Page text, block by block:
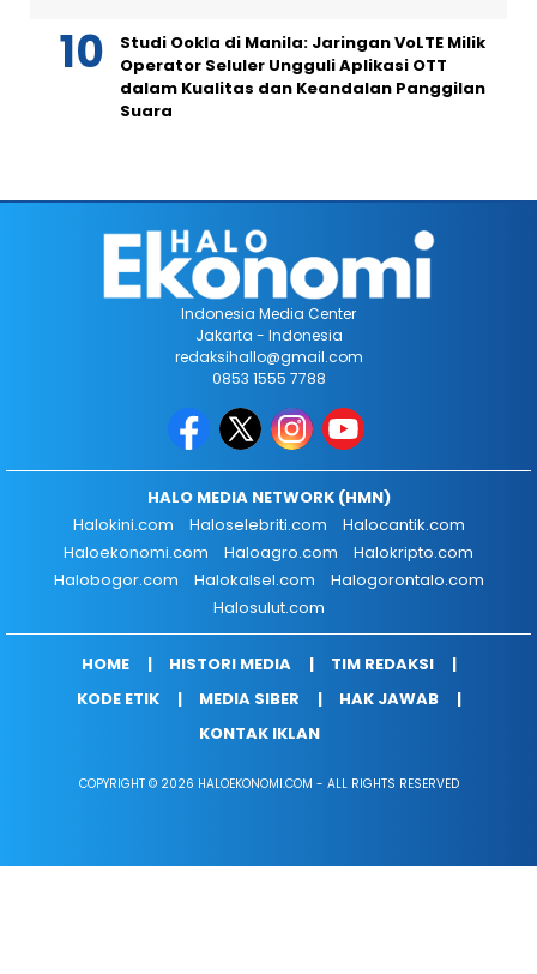
Studi Ookla di Manila: Jaringan VoLTE Milik
Operator Seluler Ungguli Aplikasi OTT
dalam Kualitas dan Keandalan Panggilan
Suara
Indonesia Media Center
Jakarta - Indonesia
redaksihallo@gmail.com
0853 1555 7788
HALO MEDIA NETWORK (HMN)
Halokini.com
Haloselebriti.com
Halocantik.com
Haloekonomi.com
Haloagro.com
Halokripto.com
Halobogor.com
Halokalsel.com
Halogorontalo.com
Halosulut.com
HOME HISTORI MEDIA
TIM REDAKSI
KODE ETIK
MEDIA SIBER
HAK JAWAB
KONTAK IKLAN
COPYRIGHT © 2026 HALOEKONOMI.COM - ALL RIGHTS RESERVED